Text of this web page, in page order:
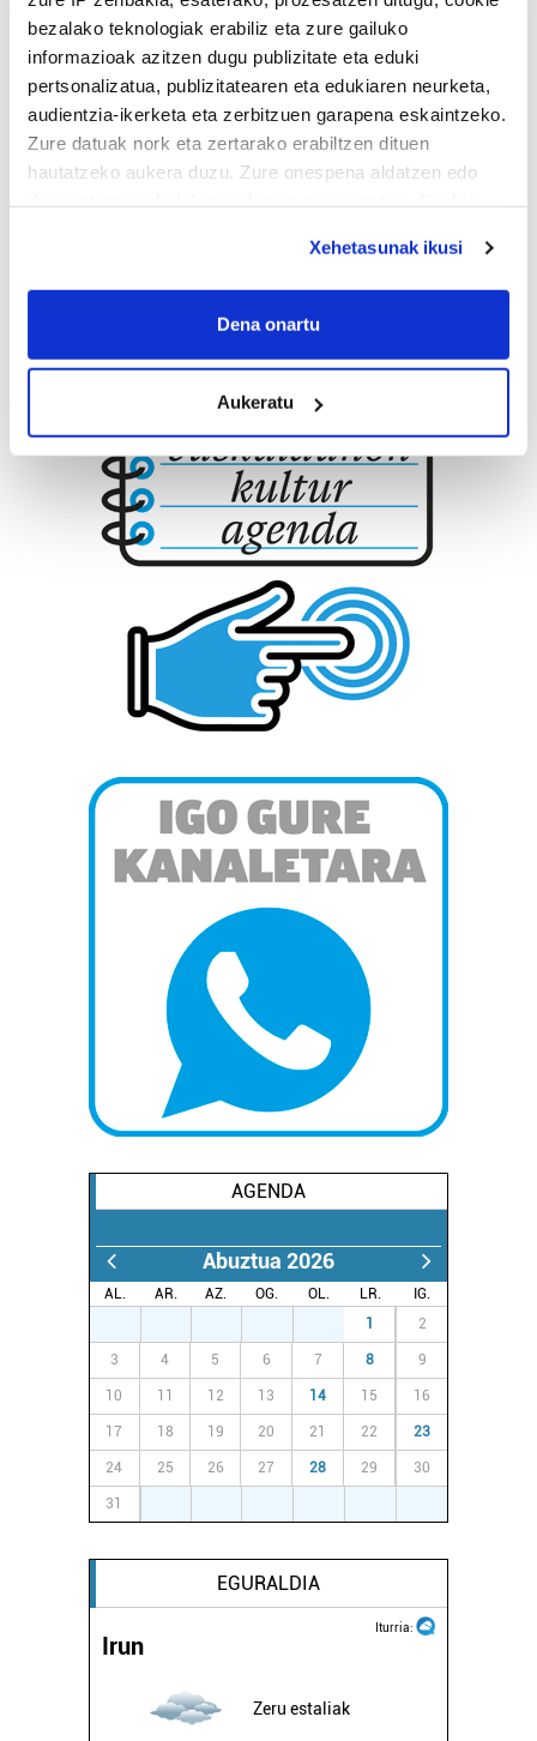
bezalako teknologiak erabiliz eta zure gailuko
informazioak azitzen dugu publizitate eta eduki
pertsonalizatua, publizitatearen eta edukiaren neurketa,
audientzia-ikerketa eta zerbitzuen garapena eskaintzeko.
Zure datuak nork eta zertarako erabiltzen dituen
hautatzeko aukera duzu. Zure onespena aldatzen edo
If you allow, we would also like to:
Collect information about your geographical
Identify your device by actively scanning it for
specific characteristics (fingerprinting)
Find out more about how your personal data is processed
and set your preferences in thedetails section
Guk eta gure bazkideek zure datu pertsonalak
prozesatzen ditugu, zure IP zenbakia, besteak beste,
teknologia erabiliz, cookieak adibidez, iragarki eta eduki
pertsonalizatuak eskaintzeko, iragarkiak eta edukia
neurtzeko, jendeari buruzko informazioa biltzeko eta
produktuak garatzeko. Zure datuak nork eta zertarako
erabiltzen dituen hauta dezakezu.
Bazkide batzuek ez dizute baimenik eskatzen, eta beren
interes komertzial legitimoetan babesten dira. Ikusi gure
duten interes legitimoa eta horren aurka nola egin
Lortu zure datu pertsonalak prozesatzeko moduari
buruzko informazio gehiago eta ezarri zure lehentasunak
datuen atalean. Edozein unetan alda edo ken dezakezu
zure baimena Cookieen adierazpenean.
Webgune honek cookie propioak eta hirugarrenen cookie-
fitxategiak erabiltzen ditu. Zure esperientzia eta
baliatzen gara. Ohar hau onartuz gero, teknologia hori
erabiltzeko baimen esplizitua ematen diguzu.Gehiago
Xehetasunak ikusi
Dena onartu
Aukeratu
ALBAOLA ITSAS KULTUR
FAKTORIA
Pasaia
AGENDA
Abuztua 2026
AL. AR. AZ. OG. OL. LR.
IG.
1 2
3 4 5 6 7 8 9
10 11 12 13 14 15 16
17 18 19 20 21 22 23
24 25 26 27 28 29 30
31
EGURALDIA
Iturria:
Irun
Zeru estaliak